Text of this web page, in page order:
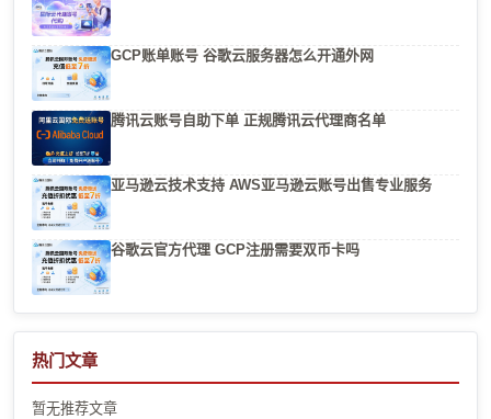
GCP账单账号 谷歌云服务器怎么开通外网
腾讯云账号自助下单 正规腾讯云代理商名单
亚马逊云技术支持 AWS亚马逊云账号出售专业服务
谷歌云官方代理 GCP注册需要双币卡吗
热门文章
暂无推荐文章